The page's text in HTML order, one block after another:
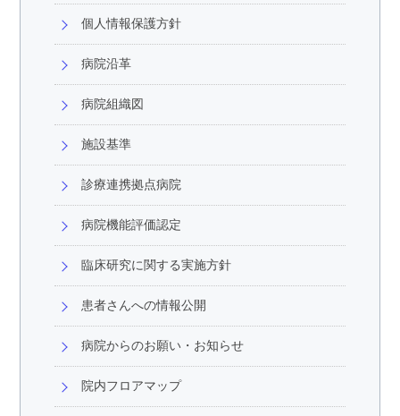
個人情報保護方針
病院沿革
病院組織図
施設基準
診療連携拠点病院
病院機能評価認定
臨床研究に関する実施方針
患者さんへの情報公開
病院からのお願い・お知らせ
院内フロアマップ